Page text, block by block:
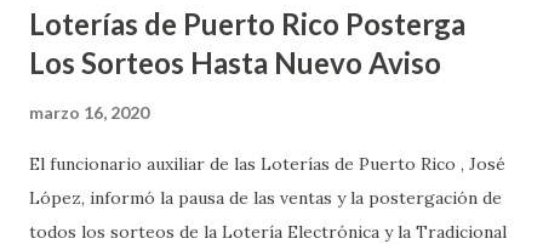
Loterías de Puerto Rico Posterga
Los Sorteos Hasta Nuevo Aviso
marzo 16, 2020
El funcionario auxiliar de las Loterías de Puerto Rico , José
López, informó la pausa de las ventas y la postergación de
todos los sorteos de la Lotería Electrónica y la Tradicional